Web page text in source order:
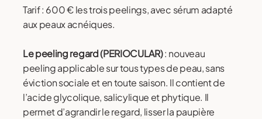
Tarif : 600 € les trois peelings, avec sérum adapté
aux peaux acnéiques.
Le peeling regard (PERIOCULAR): nouveau
peeling applicable sur tous types de peau, sans
éviction sociale et en toute saison. Il contient de
l’acide glycolique, salicylique et phytique. Il
permet d’agrandir le regard, lisser la paupière